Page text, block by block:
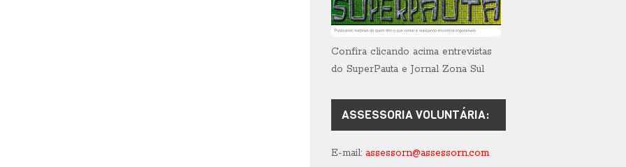
Confira clicando acima entrevistas
do SuperPauta e Jornal Zona Sul
ASSESSORIA VOLUNTÁRIA:
E-mail: assessorn@assessorn.com